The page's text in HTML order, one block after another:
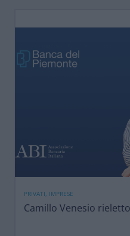
PRIVATI, IMPRESE
Camillo Venesio